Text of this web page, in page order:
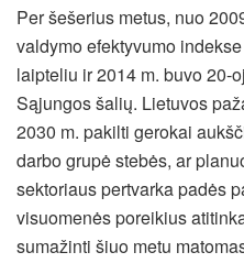
Per šešerius metus, nuo
valdymo efektyvumo
laipteliu ir 2014 m. buvo 20-
Sąjungos šalių. Lietuvos
2030 m. pakilti gerokai
darbo grupė stebės, ar
sektoriaus pertvarka padės
visuomenės poreikius
sumažinti šiuo metu